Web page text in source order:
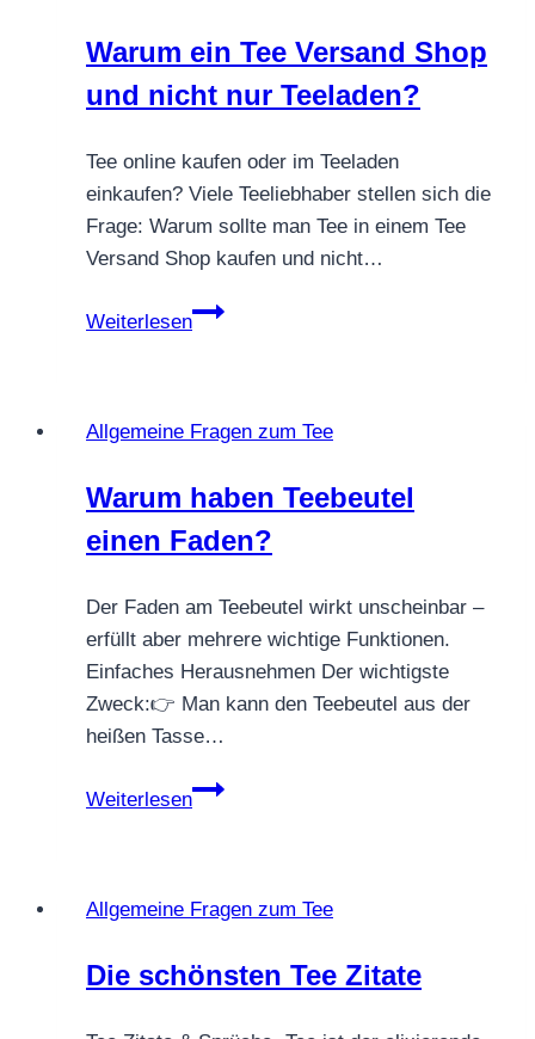
Warum ein Tee Versand Shop
und nicht nur Teeladen?
Tee online kaufen oder im Teeladen
einkaufen? Viele Teeliebhaber stellen sich die
Frage: Warum sollte man Tee in einem Tee
Versand Shop kaufen und nicht…
Weiterlesen
Warum
Shop
nicht
nur
Allgemeine Fragen zum Tee
Warum haben Teebeutel
einen Faden?
Der Faden am Teebeutel wirkt unscheinbar –
erfüllt aber mehrere wichtige Funktionen.
Einfaches Herausnehmen Der wichtigste
Zweck:👉 Man kann den Teebeutel aus der
heißen Tasse…
Weiterlesen
Warum
Faden?
Allgemeine Fragen zum Tee
Die schönsten Tee Zitate